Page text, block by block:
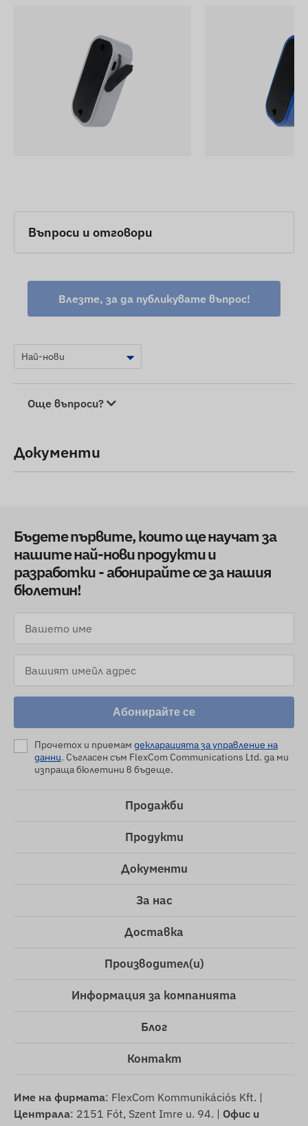
Въпроси и отговори
Влезте, за да публикувате въпрос!
Още въпроси?
Документи
Бъдете първите, които ще научат за
нашите най-нови продукти и
разработки - абонирайте се за нашия
бюлетин!
Абонирайте се
Прочетох и приемам декларацията за управление на
данни. Съгласен съм FlexCom Communications Ltd. да ми
изпраща бюлетини в бъдеще.
Продажби
Продукти
Документи
За нас
Доставка
Производител(и)
Информация за компанията
Блог
Контакт
Име на фирмата: FlexCom Kommunikációs Kft. |
Централа: 2151 Fót, Szent Imre u. 94. | Офис и